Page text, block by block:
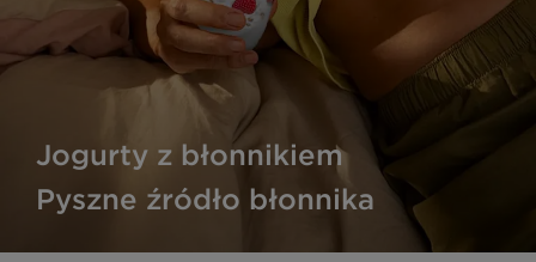
Jogurty z błonnikiem
Pyszne źródło błonnika